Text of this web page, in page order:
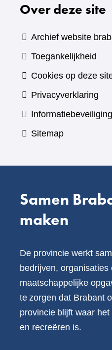
Over deze site
Archief website
Toegankelijkheid
Cookies op deze
Privacyverklaring
Informatiebeveiliging
Sitemap
Samen
maken
De provincie werkt
bedrijven,
maatschappelijke
te zorgen dat Brabant
provincie blijft waar
en recreëren is.